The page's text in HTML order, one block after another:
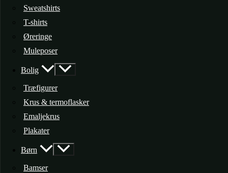
Sweatshirts
T-shirts
Øreringe
Muleposer
Bolig
Træfigurer
Krus & termoflasker
Emaljekrus
Plakater
Børn
Bamser